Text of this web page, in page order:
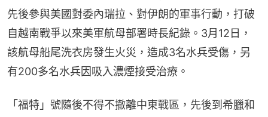
先後參與美國對委內瑞拉、對伊朗的軍事行動，打破
自越南戰爭以來美軍航母部署時長紀錄。3月12日，
該航母船尾洗衣房發生火災，造成3名水兵受傷，另
有200多名水兵因吸入濃煙接受治療。
「福特」號隨後不得不撤離中東戰區，先後到希臘和